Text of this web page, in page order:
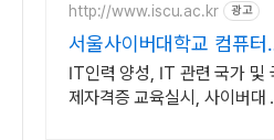
http://www.iscu.ac.kr 광고
서울사이버대학교 컴퓨터
학과 2026 가을학기 신편
생
IT인력 양성, IT 관련 국가 및
제자격증 교육실시, 사이버대